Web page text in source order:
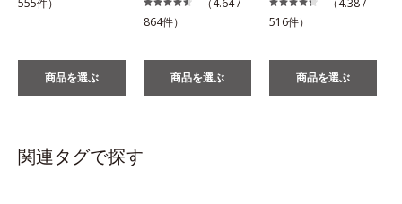
555件）
商品を選ぶ
（4.64 /
864件）
商品を選ぶ
（4.38 /
516件）
商品を選ぶ
関連タグで探す